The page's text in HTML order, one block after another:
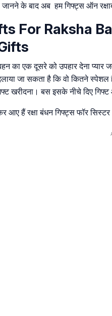
जानने के बाद अब हम गिफ्ट्स ऑन
For Raksha
का एक दूसरे को उपहार देना प्यार
जा सकता है कि वो कितने
खरीदना। बस इसके नीचे दिए
हैं रक्षा बंधन गिफ्ट्स फॉर